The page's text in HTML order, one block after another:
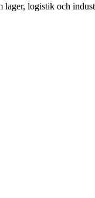
logistik och